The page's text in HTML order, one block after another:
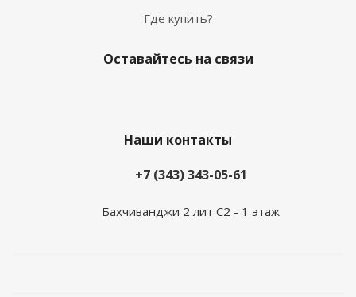
Где купить?
Оставайтесь на связи
Наши контакты
+7 (343) 343-05-61
Бахчиванджи 2 лит С2 - 1 этаж